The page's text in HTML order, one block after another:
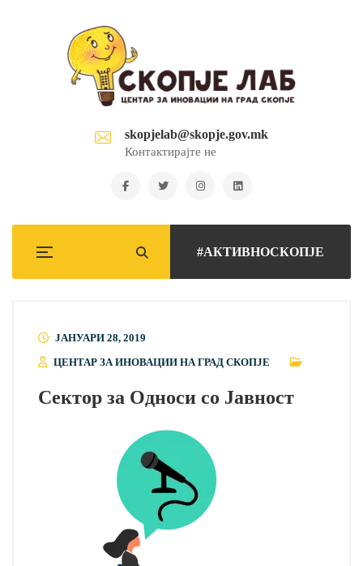
skopjelab@skopje.gov.mk
Контактирајте не
#АКТИВНОСКОПЈЕ
ЈАНУАРИ 28, 2019
ЦЕНТАР ЗА ИНОВАЦИИ НА ГРАД СКОПЈЕ
Сектор за Односи со Јавност